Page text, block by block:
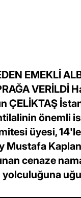
EMEKLİ
VERİLDİ
ÇELİKTAŞ
önemli
üyesi,
Mustafa
cenaze
yolculuğuna